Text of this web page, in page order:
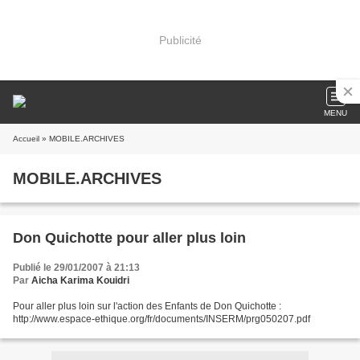
Publicité
MENU
Accueil » MOBILE.ARCHIVES
MOBILE.ARCHIVES
Don Quichotte pour aller plus loin
Publié le 29/01/2007 à 21:13
Par Aicha Karima Kouidri
Pour aller plus loin sur l'action des Enfants de Don Quichotte :
http://www.espace-ethique.org/fr/documents/INSERM/prg050207.pdf